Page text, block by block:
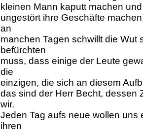
kleinen Mann kaputt machen
ungestört ihre Geschäfte
an
manchen Tagen schwillt die Wut
befürchten
muss, dass einige der Leute
die
einzigen, die sich an diesem
das sind der Herr Becht, dessen
wir.
Jeden Tag aufs neue wollen uns
ihren